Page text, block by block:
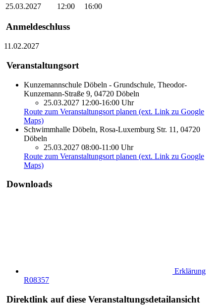
25.03.2027
12:00 16:00
Anmeldeschluss
11.02.2027
Veranstaltungsort
Kunzemannschule Döbeln - Grundschule, Theodor-
Kunzemann-Straße 9, 04720 Döbeln
25.03.2027 12:00-16:00 Uhr
Route zum Veranstaltungsort planen (ext. Link zu Google
Maps)
Schwimmhalle Döbeln, Rosa-Luxemburg Str. 11, 04720
Döbeln
25.03.2027 08:00-11:00 Uhr
Route zum Veranstaltungsort planen (ext. Link zu Google
Maps)
Downloads
Erklärung
R08357
Direktlink auf diese Veranstaltungsdetailansicht